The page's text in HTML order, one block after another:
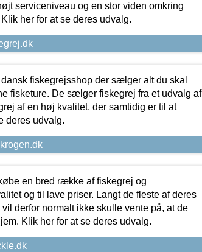
serviceniveau og en stor viden omkring
her for at se deres udvalg.
fiskegrejsshop der sælger alt du skal
fisketure. De sælger fiskegrej fra et udvalg af
af en høj kvalitet, der samtidig er til at
deres udvalg.
en bred række af fiskegrej og
og til lave priser. Langt de fleste af deres
derfor normalt ikke skulle vente på, at de
Klik her for at se deres udvalg.